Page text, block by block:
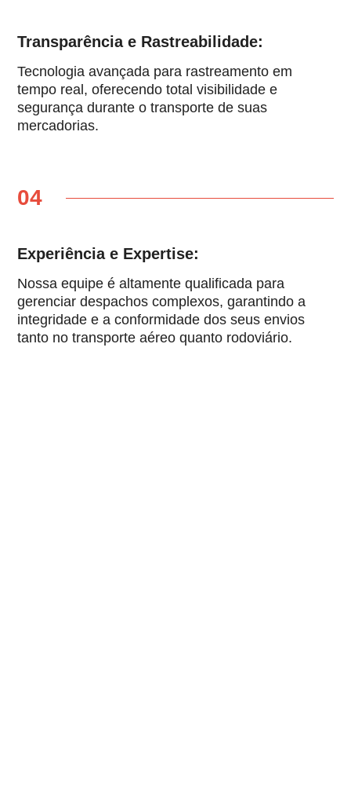
Transparência e Rastreabilidade:
Tecnologia avançada para rastreamento em
tempo real, oferecendo total visibilidade e
segurança durante o transporte de suas
mercadorias.
04
Experiência e Expertise:
Nossa equipe é altamente qualificada para
gerenciar despachos complexos, garantindo a
integridade e a conformidade dos seus envios
tanto no transporte aéreo quanto rodoviário.